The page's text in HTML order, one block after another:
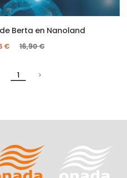
Berta en Nanoland
€ 16,90 €
1